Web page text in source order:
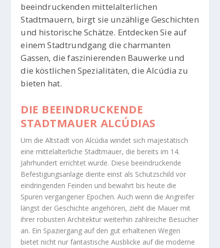
beeindruckenden mittelalterlichen
Stadtmauern, birgt sie unzählige Geschichten
und historische Schätze. Entdecken Sie auf
einem Stadtrundgang die charmanten
Gassen, die faszinierenden Bauwerke und
die köstlichen Spezialitäten, die Alcúdia zu
bieten hat.
DIE BEEINDRUCKENDE
STADTMAUER ALCÚDIAS
Um die Altstadt von Alcúdia windet sich majestätisch
eine mittelalterliche Stadtmauer, die bereits im 14.
Jahrhundert errichtet wurde. Diese beeindruckende
Befestigungsanlage diente einst als Schutzschild vor
eindringenden Feinden und bewahrt bis heute die
Spuren vergangener Epochen. Auch wenn die Angreifer
längst der Geschichte angehören, zieht die Mauer mit
ihrer robusten Architektur weiterhin zahlreiche Besucher
an. Ein Spaziergang auf den gut erhaltenen Wegen
bietet nicht nur fantastische Ausblicke auf die moderne